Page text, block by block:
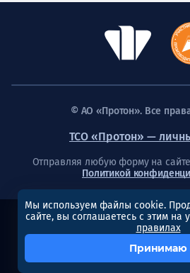
© АО «Протон». Все
ТСО «Протон» —
Отправляя любую форму на
Политикой
Создание сайта
Мы используем файлы cookie.
сайте, вы соглашаетесь с этим на
правилах
Принимаю